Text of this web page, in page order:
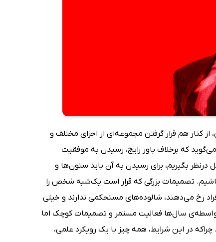
کنار هم قرار گرفتن مجموعه‌ای از اجزای مختلف و
که برخلاف باور رایج، رسیدن به موفقیت
درنظر بگیریم، برای رسیدن به آن باید ستون‌ها و
تصمیمات بزرگی که قرار است یک‌شبه شخص را
رخ می‌دهند، شالوده‌های مستحکمی ندارند و خیلی
سال‌ها فعالیت مستمر و تصمیمات کوچک اما
در این شرایط، همه چیز با یک رویکرد علمی،